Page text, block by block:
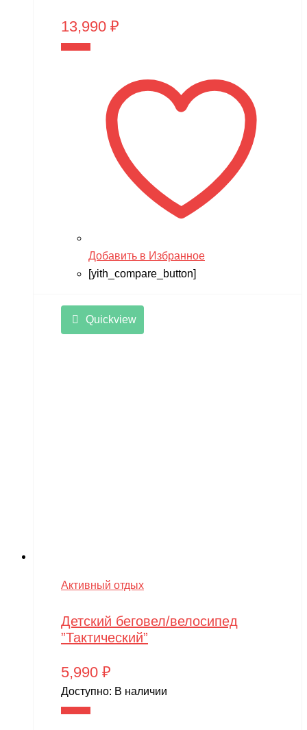
13,990 ₽
Добавить в Избранное
[yith_compare_button]
Quickview
Активный отдых
Детский беговел/велосипед
”Тактический”
5,990 ₽
Доступно: В наличии